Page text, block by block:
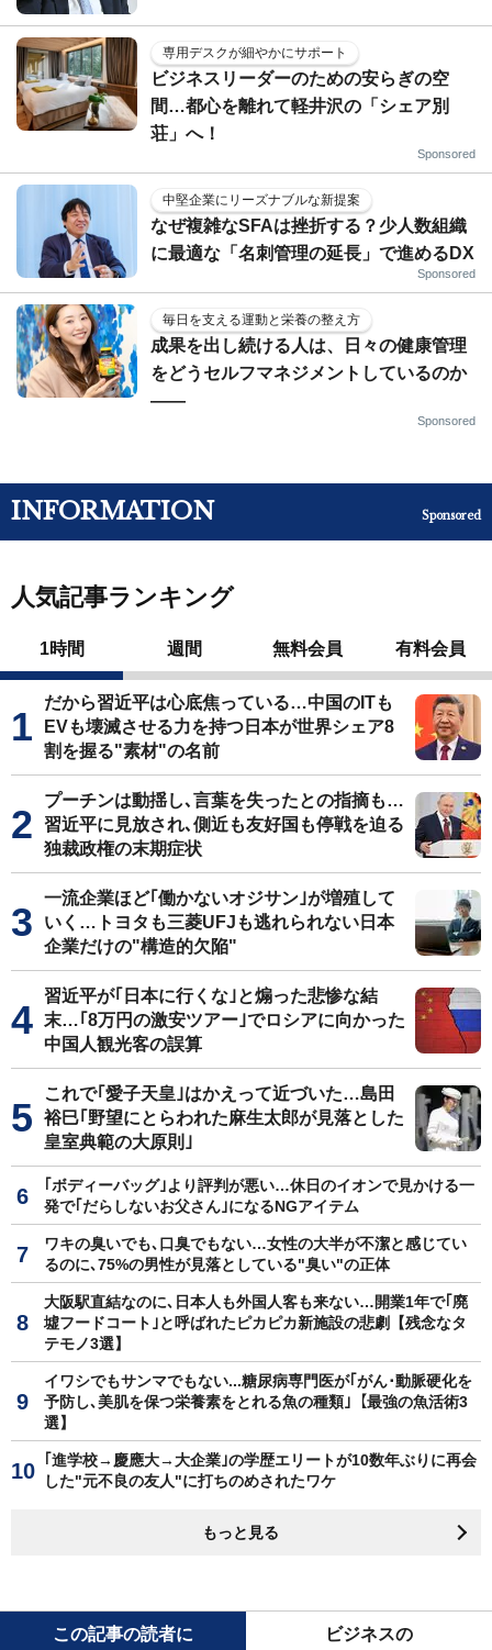
専用デスクが細やかにサポート
ビジネスリーダーのための安らぎの空
間…都心を離れて軽井沢の「シェア別
荘」へ！
Sponsored
中堅企業にリーズナブルな新提案
なぜ複雑なSFAは挫折する？少人数組織
に最適な「名刺管理の延長」で進めるDX
Sponsored
毎日を支える運動と栄養の整え方
成果を出し続ける人は、日々の健康管理
をどうセルフマネジメントしているのか
——
Sponsored
INFORMATION Sponsored
人気記事ランキング
1時間 週間 無料会員 有料会員
だから習近平は心底焦っている…中国のITも
EVも壊滅させる力を持つ日本が世界シェア8
割を握る"素材"の名前
プーチンは動揺し､言葉を失ったとの指摘も…
習近平に見放され､側近も友好国も停戦を迫る
独裁政権の末期症状
一流企業ほど｢働かないオジサン｣が増殖して
いく…トヨタも三菱UFJも逃れられない日本
企業だけの"構造的欠陥"
習近平が｢日本に行くな｣と煽った悲惨な結
末…｢8万円の激安ツアー｣でロシアに向かった
中国人観光客の誤算
これで｢愛子天皇｣はかえって近づいた…島田
裕巳｢野望にとらわれた麻生太郎が見落とした
皇室典範の大原則｣
｢ボディーバッグ｣より評判が悪い…休日のイオンで見かける一
発で｢だらしないお父さん｣になるNGアイテム
ワキの臭いでも､口臭でもない…女性の大半が不潔と感じてい
るのに､75%の男性が見落としている"臭い"の正体
大阪駅直結なのに､日本人も外国人客も来ない…開業1年で｢廃
墟フードコート｣と呼ばれたピカピカ新施設の悲劇【残念なタ
テモノ3選】
イワシでもサンマでもない...糖尿病専門医が｢がん･動脈硬化を
予防し､美肌を保つ栄養素をとれる魚の種類｣【最強の魚活術3
選】
｢進学校→慶應大→大企業｣の学歴エリートが10数年ぶりに再会
した"元不良の友人"に打ちのめされたワケ
もっと見る
この記事の読者に ビジネスの